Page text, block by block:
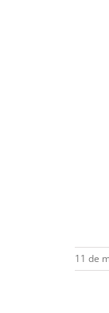
11 de